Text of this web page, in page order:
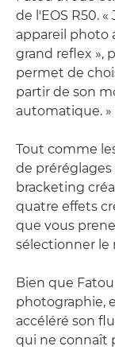
de l'EOS R50.
appareil photo
grand reflex »,
permet de
partir de son
automatique. »
Tout comme
de
bracketing
quatre effets
que vous
sélectionner le
Bien que
photographie,
accéléré son
qui ne connaît